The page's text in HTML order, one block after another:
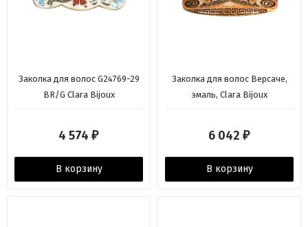
Заколка для волос G24769-29
BR/G Clara Bijoux
4 574 ₽
В корзину
Заколка для волос Версаче,
эмаль, Clara Bijoux
6 042 ₽
В корзину